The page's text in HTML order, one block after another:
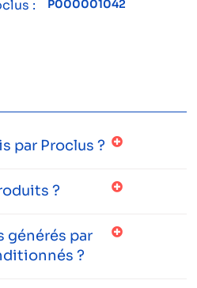
:
P000001042
par Proclus ?
?
générés par
?